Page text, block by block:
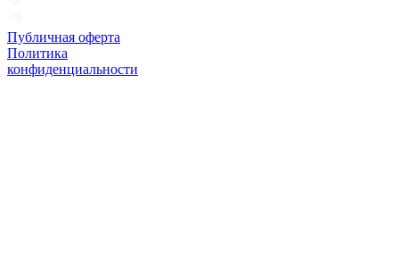
Публичная оферта
Политика
конфиденциальности